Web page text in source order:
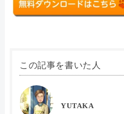
この記事を書いた人
YUTAKA